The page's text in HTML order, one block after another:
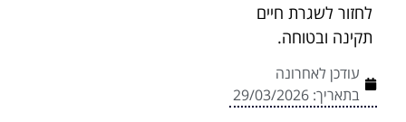
לחזור לשגרת חיים
תקינה ובטוחה.
עודכן לאחרונה
בתאריך: 29/03/2026